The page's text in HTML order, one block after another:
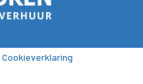
Cookieverklaring